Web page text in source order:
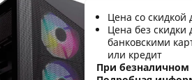
Цена со скидкой
Цена без скидки
банковскими
или кредит
При безналичном